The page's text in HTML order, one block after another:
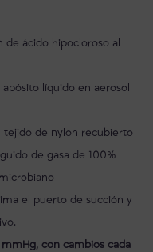
de ácido hipocloroso al
apósito líquido en aerosol
de nylon recubierto
de gasa de 100%
el puerto de succión y
con cambios cada